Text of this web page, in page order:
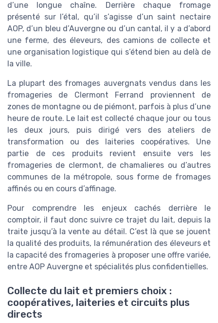
d’une longue chaîne. Derrière chaque fromage
présenté sur l’étal, qu’il s’agisse d’un saint nectaire
AOP, d’un bleu d’Auvergne ou d’un cantal, il y a d’abord
une ferme, des éleveurs, des camions de collecte et
une organisation logistique qui s’étend bien au delà de
la ville.
La plupart des fromages auvergnats vendus dans les
fromageries de Clermont Ferrand proviennent de
zones de montagne ou de piémont, parfois à plus d’une
heure de route. Le lait est collecté chaque jour ou tous
les deux jours, puis dirigé vers des ateliers de
transformation ou des laiteries coopératives. Une
partie de ces produits revient ensuite vers les
fromageries de clermont, de chamalieres ou d’autres
communes de la métropole, sous forme de fromages
affinés ou en cours d’affinage.
Pour comprendre les enjeux cachés derrière le
comptoir, il faut donc suivre ce trajet du lait, depuis la
traite jusqu’à la vente au détail. C’est là que se jouent
la qualité des produits, la rémunération des éleveurs et
la capacité des fromageries à proposer une offre variée,
entre AOP Auvergne et spécialités plus confidentielles.
Collecte du lait et premiers choix :
coopératives, laiteries et circuits plus
directs